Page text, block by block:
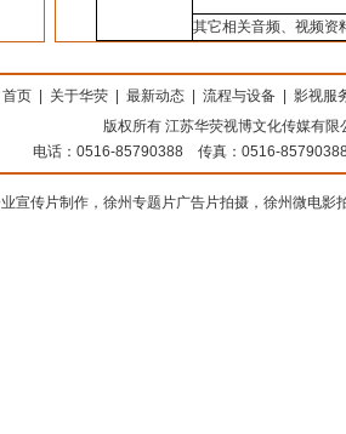
其它相关音频、视频资
首页 关于华荧 最新动态 流程与设备
影视服
版权所有 江苏华荧视博文化传媒有
电话：0516-85790388 传真：0516-
宣传片制作，徐州专题片广告片拍摄，徐州微电